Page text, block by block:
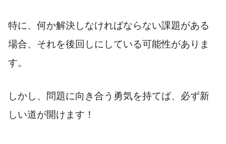
特に、何か解決しなければならない課題がある
場合、それを後回しにしている可能性がありま
す。
しかし、問題に向き合う勇気を持てば、必ず新
しい道が開けます！